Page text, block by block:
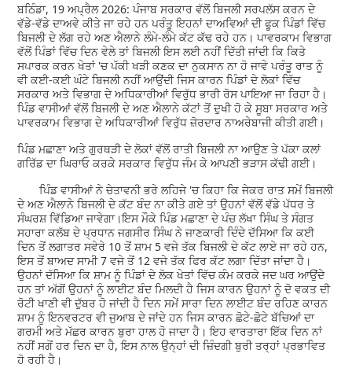
ਬਠਿੰਡਾ, 19 ਅਪ੍ਰੈਲ 2026: ਪੰਜਾਬ ਸਰਕਾਰ ਵੱਲੋਂ ਬਿਜਲੀ ਸਰਪਲੱਸ ਕਰਨ ਦੇ
ਵੱਡੇ-ਵੱਡੇ ਦਾਅਵੇ ਕੀਤੇ ਜਾ ਰਹੇ ਹਨ ਪਰੰਤੂ ਇਹਨਾਂ ਦਾਅਵਿਆਂ ਦੀ ਫੂਕ ਪਿੰਡਾਂ ਵਿੱਚ
ਬਿਜਲੀ ਦੇ ਲੱਗ ਰਹੇ ਅਣ ਐਲਾਨੇ ਲੰਮੇ-ਲੰਮੇ ਕੱਟ ਕੱਢ ਰਹੇ ਹਨ। ਪਾਵਰਕਾਮ ਵਿਭਾਗ
ਵੱਲੋਂ ਪਿੰਡਾਂ ਵਿੱਚ ਦਿਨ ਵੇਲੇ ਤਾਂ ਬਿਜਲੀ ਇਸ ਲਈ ਨਹੀਂ ਦਿੱਤੀ ਜਾਂਦੀ ਕਿ ਕਿਤੇ
ਸਪਾਰਕ ਕਰਨ ਖੇਤਾਂ 'ਚ ਪੱਕੀ ਖੜੀ ਕਣਕ ਦਾ ਨੁਕਸਾਨ ਨਾ ਹੋ ਜਾਵੇ ਪਰੰਤੂ ਰਾਤ ਨੂੰ
ਵੀ ਕਈ-ਕਈ ਘੰਟੇ ਬਿਜਲੀ ਨਹੀਂ ਆਉਂਦੀ ਜਿਸ ਕਾਰਨ ਪਿੰਡਾਂ ਦੇ ਲੋਕਾਂ ਵਿੱਚ
ਸਰਕਾਰ ਅਤੇ ਵਿਭਾਗ ਦੇ ਅਧਿਕਾਰੀਆਂ ਵਿਰੁੱਧ ਭਾਰੀ ਰੋਸ ਪਾਇਆ ਜਾ ਰਿਹਾ ਹੈ।
ਪਿੰਡ ਵਾਸੀਆਂ ਵੱਲੋਂ ਬਿਜਲੀ ਦੇ ਅਣ ਐਲਾਨੇ ਕੱਟਾਂ ਤੋਂ ਦੁਖੀ ਹੋ ਕੇ ਸੂਬਾ ਸਰਕਾਰ ਅਤੇ
ਪਾਵਰਕਾਮ ਵਿਭਾਗ ਦੇ ਅਧਿਕਾਰੀਆਂ ਵਿਰੁੱਧ ਜ਼ੋਰਦਾਰ ਨਾਅਰੇਬਾਜੀ ਕੀਤੀ ਗਈ।
ਪਿੰਡ ਮਛਾਣਾ ਅਤੇ ਗੁਰਥੜੀ ਦੇ ਲੋਕਾਂ ਵੱਲੋਂ ਰਾਤੀ ਬਿਜਲੀ ਨਾ ਆਉਣ ਤੇ ਪੱਕਾ ਕਲਾਂ
ਗਰਿੱਡ ਦਾ ਘਿਰਾਓ ਕਰਕੇ ਸਰਕਾਰ ਵਿਰੁੱਧ ਜੰਮ ਕੇ ਆਪਣੀ ਭੜਾਸ ਕੱਢੀ ਗਈ।
ਪਿੰਡ ਵਾਸੀਆਂ ਨੇ ਚੇਤਾਵਨੀ ਭਰੇ ਲਹਿਜੇ 'ਚ ਕਿਹਾ ਕਿ ਜੇਕਰ ਰਾਤ ਸਮੇਂ ਬਿਜਲੀ
ਦੇ ਅਣ ਐਲਾਨੇ ਬਿਜਲੀ ਦੇ ਕੱਟ ਬੰਦ ਨਾ ਕੀਤੇ ਗਏ ਤਾਂ ਉਹਨਾਂ ਵੱਲੋਂ ਵੱਡੇ ਪੱਧਰ ਤੇ
ਸੰਘਰਸ਼ ਵਿੱਡਿਆ ਜਾਵੇਗਾ।ਇਸ ਮੌਕੇ ਪਿੰਡ ਮਛਾਣਾ ਦੇ ਪੰਚ ਲੱਖਾ ਸਿੰਘ ਤੇ ਸੰਗਤ
ਸਹਾਰਾ ਕਲੱਬ ਦੇ ਪ੍ਰਧਾਨ ਜਗਸੀਰ ਸਿੰਘ ਨੇ ਜਾਣਕਾਰੀ ਦਿੰਦੇ ਦੱਸਿਆ ਕਿ ਕਈ
ਦਿਨ ਤੋਂ ਲਗਾਤਰ ਸਵੇਰੇ 10 ਤੋਂ ਸ਼ਾਮ 5 ਵਜੇ ਤੱਕ ਬਿਜਲੀ ਦੇ ਕੱਟ ਲਾਏ ਜਾ ਰਹੇ ਹਨ,
ਇਸ ਤੋਂ ਬਾਅਦ ਸਾਮੀ 7 ਵਜੇ ਤੋਂ 12 ਵਜੇ ਤੱਕ ਫਿਰ ਕੱਟ ਲਗਾ ਦਿੱਤਾ ਜਾਂਦਾ ਹੈ।
ਉਹਨਾਂ ਦੱਸਿਆ ਕਿ ਸ਼ਾਮ ਨੂੰ ਪਿੰਡਾਂ ਦੇ ਲੋਕ ਖੇਤਾਂ ਵਿੱਚ ਕੰਮ ਕਰਕੇ ਜਦ ਘਰ ਆਉਂਦੇ
ਹਨ ਤਾਂ ਅੱਗੋਂ ਉਹਨਾਂ ਨੂੰ ਲਾਈਟ ਬੰਦ ਮਿਲਦੀ ਹੈ ਜਿਸ ਕਾਰਨ ਉਹਨਾਂ ਨੂੰ ਦੋ ਵਕਤ ਦੀ
ਰੋਟੀ ਖਾਣੀ ਵੀ ਦੁੱਬਰ ਹੋ ਜਾਂਦੀ ਹੈ ਦਿਨ ਸਮੇਂ ਸਾਰਾ ਦਿਨ ਲਾਈਟ ਬੰਦ ਰਹਿਣ ਕਾਰਨ
ਸ਼ਾਮ ਨੂੰ ਇਨਵਰਟਰ ਵੀ ਜੁਆਬ ਦੇ ਜਾਂਦੇ ਹਨ ਜਿਸ ਕਾਰਨ ਛੋਟੇ-ਛੋਟੇ ਬੱਚਿਆਂ ਦਾ
ਗਰਮੀ ਅਤੇ ਮੱਛਰ ਕਾਰਨ ਬੁਰਾ ਹਾਲ ਹੋ ਜਾਦਾ ਹੈ। ਇਹ ਵਾਰਤਾਰਾ ਇੱਕ ਦਿਨ ਨਾਂ
ਨਹੀਂ ਸਗੋਂ ਹਰ ਦਿਨ ਦਾ ਹੈ, ਇਸ ਨਾਲ ਉਨ੍ਹਾਂ ਦੀ ਜ਼ਿੰਦਗੀ ਬੁਰੀ ਤਰ੍ਹਾਂ ਪ੍ਰਭਾਵਿਤ
ਹੋ ਰਹੀ ਹੈ।